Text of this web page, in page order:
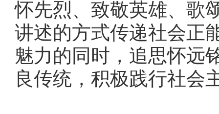
怀先烈、致敬英雄、歌
讲述的方式传递社会正
魅力的同时，追思怀远
良传统，积极践行社会